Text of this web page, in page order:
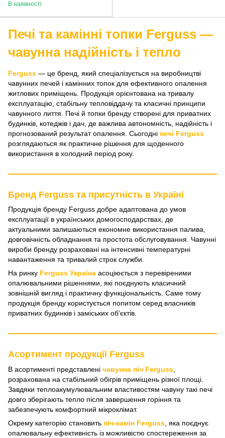
В наявності
Печі та камінні топки Ferguss —
чавунна надійність і тепло
Ferguss — це бренд, який спеціалізується на виробництві
чавунних печей і камінних топок для ефективного опалення
житлових приміщень. Продукція орієнтована на тривалу
експлуатацію, стабільну тепловіддачу та класичні принципи
чавунного лиття. Печі й топки бренду створені для приватних
будинків, котеджів і дач, де важлива автономність, надійність і
прогнозований результат опалення. Сьогодні печі Ferguss
розглядаються як практичне рішення для щоденного
використання в холодний період року.
Бренд Ferguss та присутність в Україні
Продукція бренду Ferguss добре адаптована до умов
експлуатації в українських домогосподарствах, де
актуальними залишаються економне використання палива,
довговічність обладнання та простота обслуговування. Чавунні
вироби бренду розраховані на інтенсивні температурні
навантаження та тривалий строк служби.
На ринку Ferguss Україна асоціюється з перевіреними
опалювальними рішеннями, які поєднують класичний
зовнішній вигляд і практичну функціональність. Саме тому
продукція бренду користується попитом серед власників
приватних будинків і заміських обʼєктів.
Асортимент продукції Ferguss
В асортименті представлені чавунна піч Ferguss
розрахована на стабільний обігрів приміщень різної площі.
Завдяки теплоакумулювальним властивостям чавуну такі печі
довго зберігають тепло після завершення горіння та
забезпечують комфортний мікроклімат.
Окрему категорію становить піч-камін Ferguss , яка поєднує
опалювальну ефективність із можливістю спостереження за